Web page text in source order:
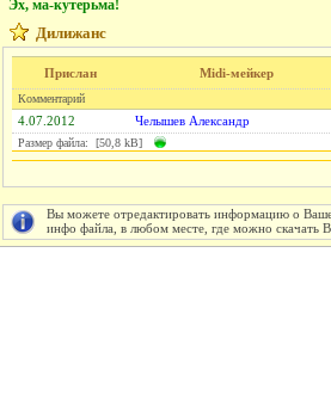
Эх, ма-кутерьма!
Дилижанс
Прислан Midi-мейкер
Комментарий
4.07.2012 Челышев Александр
Размер файла: [50,8 kB]
Вы можете отредактировать информацию о
инфо файла, в любом месте, где можно скачать